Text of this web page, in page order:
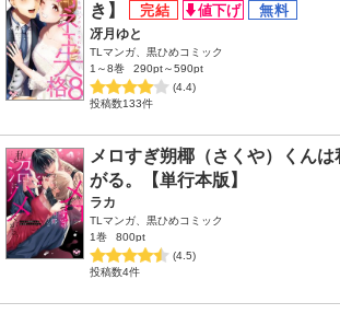
き】
冴月ゆと
TLマンガ、黒ひめコミック
1～8巻
290pt～590pt
(4.4)
投稿数133件
メロすぎ朔椰（さくや）くんは
がる。【単行本版】
ラカ
TLマンガ、黒ひめコミック
1巻
800pt
(4.5)
投稿数4件